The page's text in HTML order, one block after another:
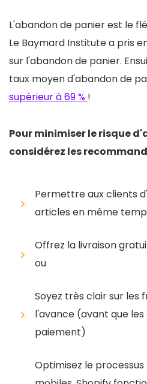
L'abandon de panier est le
Le Baymard Institute a pris
sur l'abandon de panier.
taux moyen d'abandon de
supérieur à 69 % !
Pour minimiser le risque
considérez les
Permettre aux clients
articles en même
Offrez la livraison
ou
Soyez très clair sur les
l'avance (avant que
paiement)
Optimisez le